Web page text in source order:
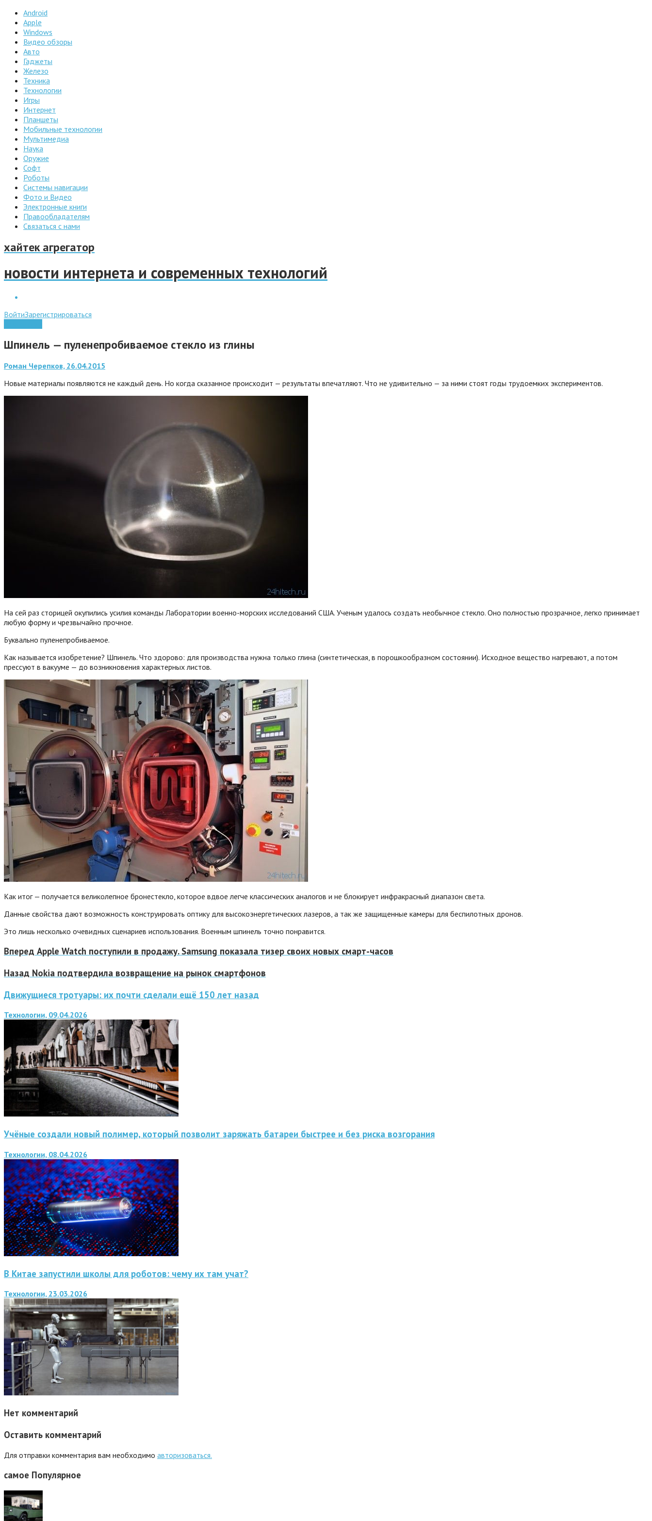
Android
Apple
Windows
Видео обзоры
Авто
Гаджеты
Железо
Техника
Технологии
Игры
Интернет
Планшеты
Мобильные технологии
Мультимедиа
Наука
Оружие
Софт
Роботы
Системы навигации
Фото и Видео
Электронные книги
Правообладателям
Связаться с нами
хайтек агрегатор
новости интернета и современных технологий
ВойтиЗарегистрироваться
Шпинель — пуленепробиваемое стекло из глины
Роман Черепков, 26.04.2015
Новые материалы появляются не каждый день. Но когда сказанное происходит — результаты впечатляют. Что не удивительно — за ними стоят годы трудоемких экспериментов.
На сей раз сторицей окупились усилия команды Лаборатории военно-морских исследований США. Ученым удалось создать необычное стекло. Оно полностью прозрачное, легко принимает
любую форму и чрезвычайно прочное.
Буквально пуленепробиваемое.
Как называется изобретение? Шпинель. Что здорово: для производства нужна только глина (синтетическая, в порошкообразном состоянии). Исходное вещество нагревают, а потом
прессуют в вакууме — до возникновения характерных листов.
Как итог — получается великолепное бронестекло, которое вдвое легче классических аналогов и не блокирует инфракрасный диапазон света.
Данные свойства дают возможность конструировать оптику для высокоэнергетических лазеров, а так же защищенные камеры для беспилотных дронов.
Это лишь несколько очевидных сценариев использования. Военным шпинель точно понравится.
Вперед Apple Watch поступили в продажу. Samsung показала тизер своих новых смарт-часов
Назад Nokia подтвердила возвращение на рынок смартфонов
Движущиеся тротуары: их почти сделали ещё 150 лет назад
Технологии, 09.04.2026
Учёные создали новый полимер, который позволит заряжать батареи быстрее и без риска возгорания
Технологии, 08.04.2026
В Китае запустили школы для роботов: чему их там учат?
Технологии, 23.03.2026
Нет комментарий
Оставить комментарий
Для отправки комментария вам необходимо авторизоваться.
самое Популярное